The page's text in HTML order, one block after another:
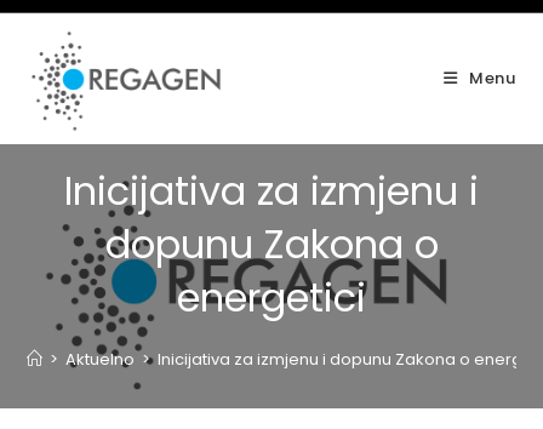
Skip
content
Menu
Inicijativa za izmjenu i
dopunu Zakona o
energetici
> Aktuelno > Inicijativa za izmjenu i dopunu Zakona o